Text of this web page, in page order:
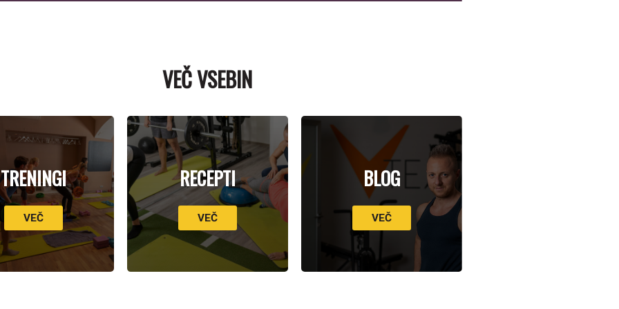
VEČ VSEBIN
TRENINGI
VEČ
RECEPTI
VEČ
BLOG
VEČ